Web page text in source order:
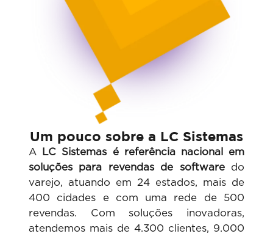
Um pouco sobre a LC Sistemas
A
LC Sistemas é referência nacional em
soluções para revendas de softwaredo
varejo, atuando em 24 estados, mais de
400 cidades e com uma rede de 500
revendas. Com soluções inovadoras,
atendemos mais de 4.300 clientes, 9.000